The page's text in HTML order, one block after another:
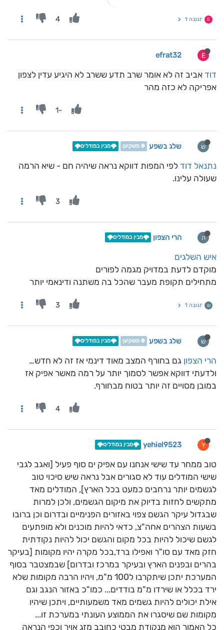
E תגובה 1 4
E
efrat32
דוד אביב זה לא אומר שרב תדע ששרב לא היגיע עדין לצפון
אפריקה לא כזה מהר
-1
ש שלג בשפע ❄️ משקיען 🌩️מבין במודלים🌩️
נתנאל דוד לפי המפות דווקא נראה שיהיה חם - שיא הרמה
שעולה עלינו.
3
ה הרי הצפון 🌩️מבין במודלים🌩️
איש השלגים
מוקדם לדעת במדויק מגמה לפורים
מתחילים תקופת מעבר שהכל בה משתנה ודינאמי יותר
ש תגובה 1 3
ש שלג בשפע ❄️ משקיען 🌩️מבין במודלים🌩️
הרי הצפון גם בחורף המצב מאוד דינמי אז זה לא חדש…
ולדעתי דווקא אפשר לסמוך יותר על רמה מאשר אפיק אז
במובן מסויים זה יותר בטוח מבחורף.
4
Y
yehiel9523 🌩️מבין במודלים🌩️
טוב ממחר עד שישי אנחנו עם אפיק ים סוף פעיל [ואגב לגבי
שישי המודלים עוד לא סגורים אבל נראה שיש סיכוי טוב
לגשמים יותר נרחבים כמעט בכל הארץ], המודלים מאד
מתקשים לחזות בדיוק את מיקום הגשמים, ולכן למרות
שבגדול עיקר הגשם צפוי באזורים הפנימיים ובדרום וכן ברובו
בשעות הצהרים אחה"צ, כדאי להיות מוכנים ולא מופתעים
לגשם שיכול להיות בכל מקום והגשם יכול להיות נקודתית
חזק מאד עם סו"ר ואפילו ברד,בכל מקרה יהיו מקומות [בעיקר
בהרים ובפנים הארץ ובעיקר במרכז ובדרום] שבמצטבר בסוף
המערכת יתכן שיתקרבו ל100 מ"מ, ויהיו הרבה מקומות שלא
ירד בכלל או שירדו מ"מ בודדים... כמו"כ באזור הנגב וגם
אילת יכולים להיות גשמים מאד משמעותיים, ויתכן שיהיו
מקומות שם שיסגרו את הממוצע העונתי במערכת זו...
כל האמור הוא מנקודת מבטי כחובב מזג אויר וכפי הנראה